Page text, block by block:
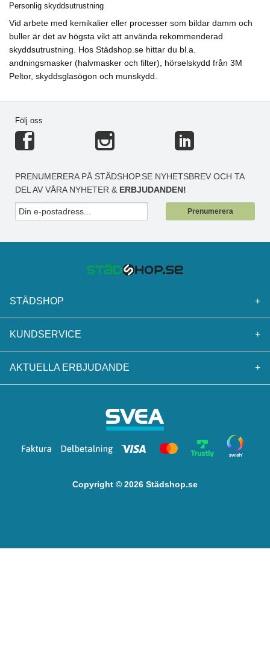
Personlig skyddsutrustning
Vid arbete med kemikalier eller processer som bildar damm och
buller är det av högsta vikt att använda rekommenderad
skyddsutrustning. Hos Städshop.se hittar du bl.a.
andningsmasker (halvmasker och filter), hörselskydd från 3M
Peltor, skyddsglasögon och munskydd.
Följ oss
PRENUMERERA PÅ STÄDSHOP.SE NYHETSBREV OCH TA
DEL AV VÅRA NYHETER & ERBJUDANDEN!
Prenumerera
STÄDSHOP +
KUNDSERVICE +
AKTUELLA ERBJUDANDE +
Copyright © 2026 Städshop.se